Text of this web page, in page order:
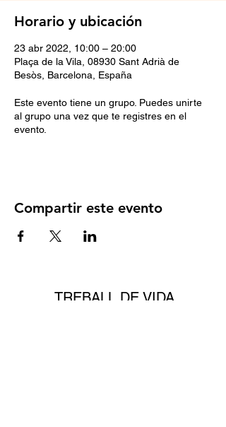
Horario y ubicación
23 abr 2022, 10:00 – 20:00
Plaça de la Vila, 08930 Sant Adrià de
Besòs, Barcelona, España
Este evento tiene un grupo. Puedes unirte
al grupo una vez que te registres en el
evento.
Compartir este evento
TREBALL DE VIDA